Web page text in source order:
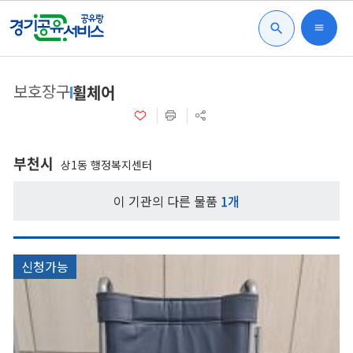
menu
search
보호장구휠체어
부천시 상1동 행정복지센터
이 기관의 다른 물품 1개
신청가능